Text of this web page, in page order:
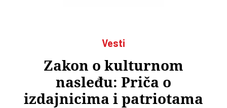
Vesti
Zakon o kulturnom
nasleđu: Priča o
izdajnicima i patriotama